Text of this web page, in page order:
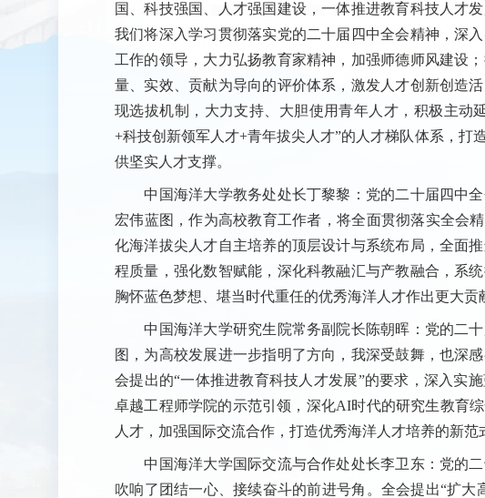
国、科技强国、人才强国建设，一体推进教育科技人才
我们将深入学习贯彻落实党的二十届四中全会精神，深
工作的领导，大力弘扬教育家精神，加强师德师风建设
量、实效、贡献为导向的评价体系，激发人才创新创造
现选拔机制，大力支持、大胆使用青年人才，积极主动
+科技创新领军人才+青年拔尖人才”的人才梯队体系，打
供坚实人才支撑。
中国海洋大学教务处处长丁黎黎：党的二十届四中全
宏伟蓝图，作为高校教育工作者，将全面贯彻落实全会
化海洋拔尖人才自主培养的顶层设计与系统布局，全面
程质量，强化数智赋能，深化科教融汇与产教融合，系
胸怀蓝色梦想、堪当时代重任的优秀海洋人才作出更大贡
中国海洋大学研究生院常务副院长陈朝晖：党的二十
图，为高校发展进一步指明了方向，我深受鼓舞，也深
会提出的“一体推进教育科技人才发展”的要求，深入实
卓越工程师学院的示范引领，深化AI时代的研究生教育
人才，加强国际交流合作，打造优秀海洋人才培养的新范
中国海洋大学国际交流与合作处处长李卫东：党的二
吹响了团结一心、接续奋斗的前进号角。全会提出“扩